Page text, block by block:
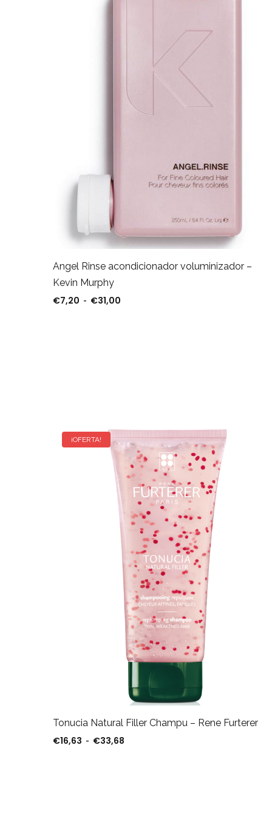
Angel Rinse acondicionador voluminizador –
Kevin Murphy
€7,20 - €31,00
¡OFERTA!
Tonucia Natural Filler Champu – Rene Furterer
€16,63 - €33,68